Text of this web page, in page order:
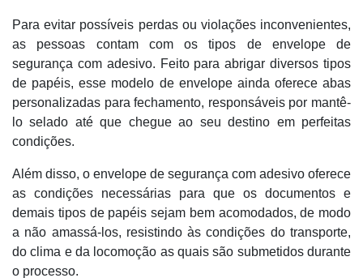
Para evitar possíveis perdas ou violações inconvenientes,
as pessoas contam com os tipos de envelope de
segurança com adesivo. Feito para abrigar diversos tipos
de papéis, esse modelo de envelope ainda oferece abas
personalizadas para fechamento, responsáveis por mantê-
lo selado até que chegue ao seu destino em perfeitas
condições.
Além disso, o envelope de segurança com adesivo oferece
as condições necessárias para que os documentos e
demais tipos de papéis sejam bem acomodados, de modo
a não amassá-los, resistindo às condições do transporte,
do clima e da locomoção as quais são submetidos durante
o processo.